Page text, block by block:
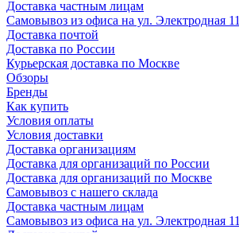
Доставка частным лицам
Самовывоз из офиса на ул. Электродная 11
Доставка почтой
Доставка по России
Курьерская доставка по Москве
Обзоры
Бренды
Как купить
Условия оплаты
Условия доставки
Доставка организациям
Доставка для организаций по России
Доставка для организаций по Москве
Самовывоз с нашего склада
Доставка частным лицам
Самовывоз из офиса на ул. Электродная 11